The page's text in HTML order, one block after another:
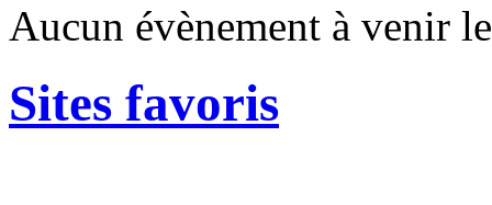
Aucun évènement à venir
Sites favoris